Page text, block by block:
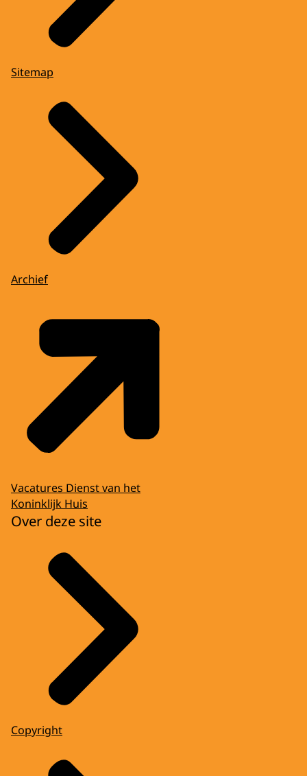
Sitemap
Archief
Vacatures Dienst van het
Koninklijk Huis
Over deze site
Copyright